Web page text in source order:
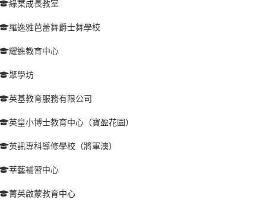
綠葉成長教室
羅逸雅芭蕾舞爵士舞學校
耀進教育中心
聚學坊
英基教育服務有限公司
英皇小博士教育中心（寶盈花園）
英訊專科導修學校（將軍澳）
莘藝補習中心
菁英啟蒙教育中心